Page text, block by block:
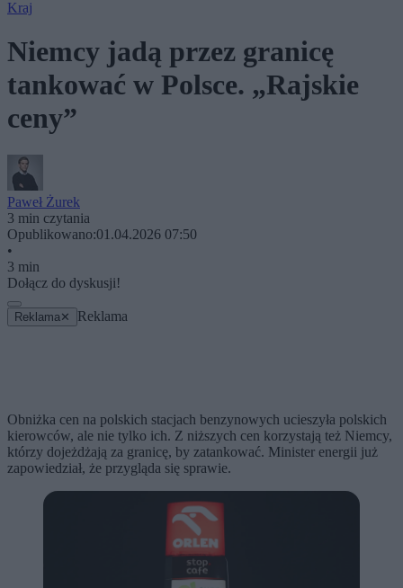
Kraj
Niemcy jadą przez granicę
tankować w Polsce. „Rajskie
ceny”
Paweł Żurek
3 min czytania
Opublikowano:01.04.2026 07:50
•
3 min
Dołącz do dyskusji!
Reklama ✕ Reklama
Obniżka cen na polskich stacjach benzynowych ucieszyła polskich
kierowców, ale nie tylko ich. Z niższych cen korzystają też Niemcy,
którzy dojeżdżają za granicę, by zatankować. Minister energii już
zapowiedział, że przygląda się sprawie.